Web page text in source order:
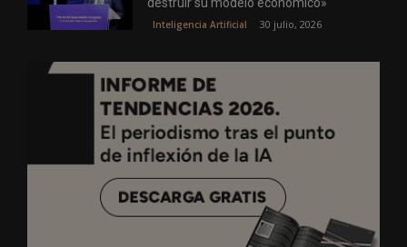
Inteligencia Artificial 30 julio, 2026